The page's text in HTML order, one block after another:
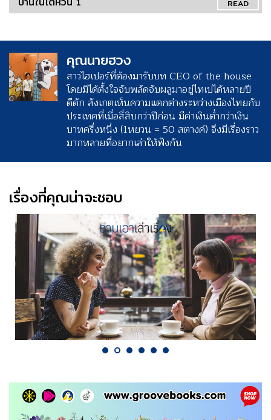
READ
คุณนายฮวง
สาวไฮเปอร์ที่ต้องมารับบท CEO of the house
โดยมิได้ตั้งใจจับพลัดจับผลูมาอยู่ไทเปได้หลายปี
ดีดัก สังเกตเห็นความแตกต่างระหว่างเมืองไทยกับ
ประเทศที่เมื่อสี่สิบกว่าปีก่อน มีค่าเงินต่ำกว่าเงิน
บาทครึ่งหนึ่ง (1หยวน = 50 สตางค์) จึงมีเรื่องราว
มากหลายที่อยากเล่าให้ฟังกัน
เรื่องที่คุณน่าจะชอบ